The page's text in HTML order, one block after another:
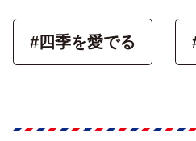
#四季を愛でる